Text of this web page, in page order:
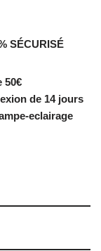
SÉCURISÉ
50€
de 14 jours
eclairage